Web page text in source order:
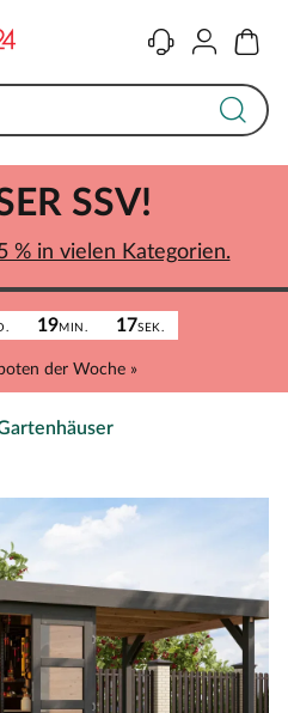
KontaktKonto
19MIN. 17SEK.
der Woche »
SSV!
% in vielen Kategorien.